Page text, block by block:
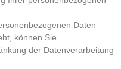
Daten
können Sie
der Datenverarbeitung